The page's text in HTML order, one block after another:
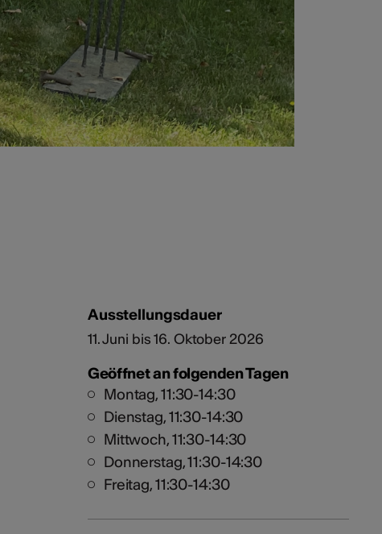
Ausstellungsdauer
11. Juni bis 16. Oktober 2026
Geöffnet an folgenden Tagen
Montag, 11:30-14:30
Dienstag, 11:30-14:30
Mittwoch, 11:30-14:30
Donnerstag, 11:30-14:30
Freitag, 11:30-14:30